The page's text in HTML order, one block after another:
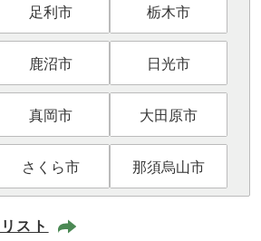
足利市 栃木市
鹿沼市 日光市
真岡市 大田原市
さくら市 那須烏山市
スト